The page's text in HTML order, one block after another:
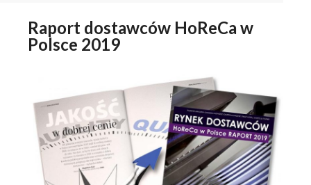
Raport dostawców HoReCa w
Polsce 2019